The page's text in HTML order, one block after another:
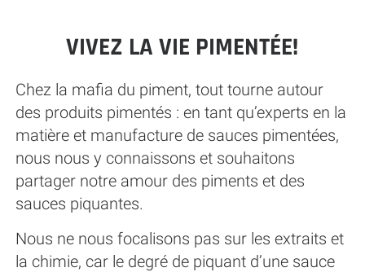
VIVEZ LA VIE PIMENTÉE!
Chez la mafia du piment, tout tourne autour
des produits pimentés : en tant qu’experts en la
matière et manufacture de sauces pimentées,
nous nous y connaissons et souhaitons
partager notre amour des piments et des
sauces piquantes.
Nous ne nous focalisons pas sur les extraits et
la chimie, car le degré de piquant d’une sauce